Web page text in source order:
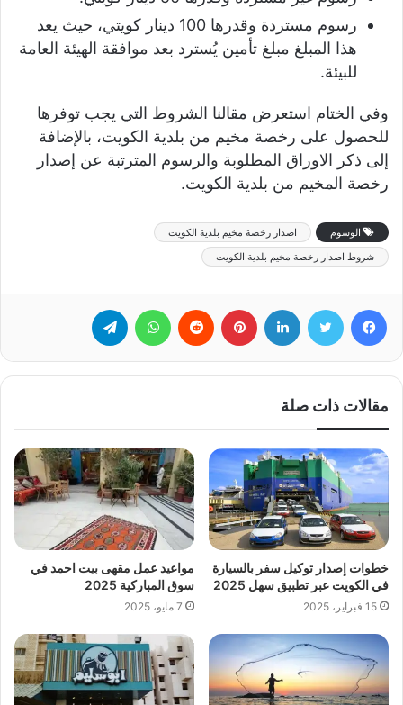
رسوم مستردة وقدرها 100 دينار كويتي، حيث يعد
هذا المبلغ مبلغ تأمين يُسترد بعد موافقة الهيئة العامة
للبيئة.
وفي الختام استعرض مقالنا الشروط التي يجب توفرها
للحصول على رخصة مخيم من بلدية الكويت، بالإضافة
إلى ذكر الاوراق المطلوبة والرسوم المترتبة عن إصدار
رخصة المخيم من بلدية الكويت.
الوسوم
اصدار رخصة مخيم بلدية الكويت
شروط اصدار رخصة مخيم بلدية الكويت
مقالات ذات صلة
خطوات إصدار توكيل سفر بالسيارة
في الكويت عبر تطبيق سهل 2025
15 فبراير، 2025
مواعيد عمل مقهى بيت احمد في
سوق المباركية 2025
7 مايو، 2025